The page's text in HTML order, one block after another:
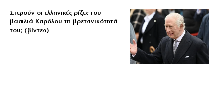
Στερούν οι ελληνικές ρίζες του
βασιλιά Καρόλου τη βρετανικότητά
του; (βίντεο)